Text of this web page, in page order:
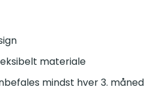
materiale
mindst hver 3. måned